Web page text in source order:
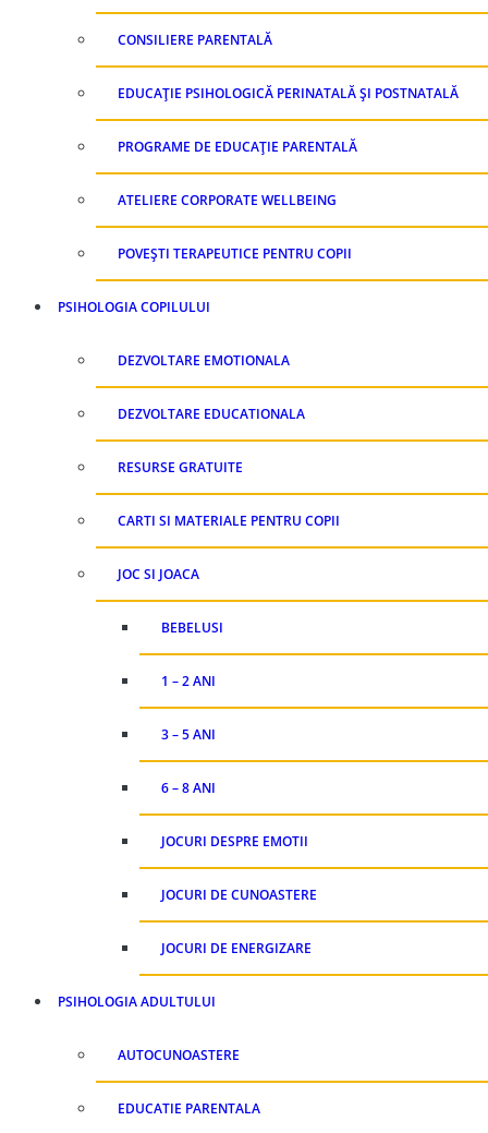
CONSILIERE PARENTALĂ
EDUCAȚIE PSIHOLOGICĂ PERINATALĂ ȘI POSTNATALĂ
PROGRAME DE EDUCAȚIE PARENTALĂ
ATELIERE CORPORATE WELLBEING
POVEȘTI TERAPEUTICE PENTRU COPII
PSIHOLOGIA COPILULUI
DEZVOLTARE EMOTIONALA
DEZVOLTARE EDUCATIONALA
RESURSE GRATUITE
CARTI SI MATERIALE PENTRU COPII
JOC SI JOACA
BEBELUSI
1 – 2 ANI
3 – 5 ANI
6 – 8 ANI
JOCURI DESPRE EMOTII
JOCURI DE CUNOASTERE
JOCURI DE ENERGIZARE
PSIHOLOGIA ADULTULUI
AUTOCUNOASTERE
EDUCATIE PARENTALA